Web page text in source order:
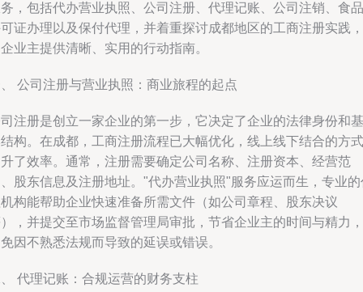
，包括代办营业执照、公司注册、代理记账、公司注销、食品
证办理以及保付代理，并着重探讨成都地区的工商注册实践，
业主提供清晰、实用的行动指南。
公司注册与营业执照：商业旅程的起点
注册是创立一家企业的第一步，它决定了企业的法律身份和基
构。在成都，工商注册流程已大幅优化，线上线下结合的方式
了效率。通常，注册需要确定公司名称、注册资本、经营范
股东信息及注册地址。"代办营业执照"服务应运而生，专业的
构能帮助企业快速准备所需文件（如公司章程、股东决议
，并提交至市场监督管理局审批，节省企业主的时间与精力，
因不熟悉法规而导致的延误或错误。
代理记账：合规运营的财务支柱